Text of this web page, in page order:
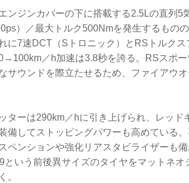
ンジンカバーの下に搭載する2.5Lの直列5
）／最大トルク500Nmを発生するもの
に7速DCT（Sトロニック）とRSトルク
／h加速は3.8秒を誇る。RSスポ
サウンドを際立たせるため、ファイアウ
ターは290km／hに引き上げられ、レッ
備してストッピングパワーも高めている
ペンションや強化リアスタビライザーも
という前後異サイズのタイヤをマットネ
。